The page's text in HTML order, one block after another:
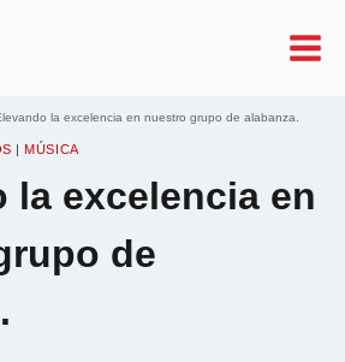
la excelencia en nuestro grupo de alabanza.
|MÚSICA
la excelencia en
de